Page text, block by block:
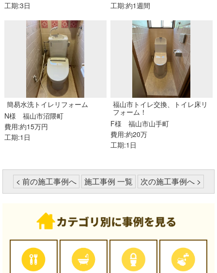
工期:3日
工期:約1週間
簡易水洗トイレリフォーム
N様福山市沼隈町
費用:約15万円
工期:1日
福山市トイレ交換、トイレ床リ
フォーム！
F様福山市山手町
費用:約20万
工期:1日
< 前の施工事例へ 施工事例 一覧 次の施工事例へ >